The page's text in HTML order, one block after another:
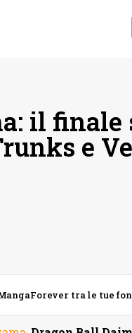
il finale
e
tra le tue